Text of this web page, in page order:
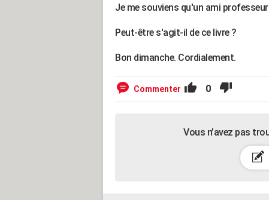
Je me souviens qu'un ami
Peut-être s'agit-il de ce livre ?
Bon dimanche. Cordialement.
Commenter 0
Vous n’avez pas